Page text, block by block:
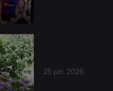
25 jun. 2026